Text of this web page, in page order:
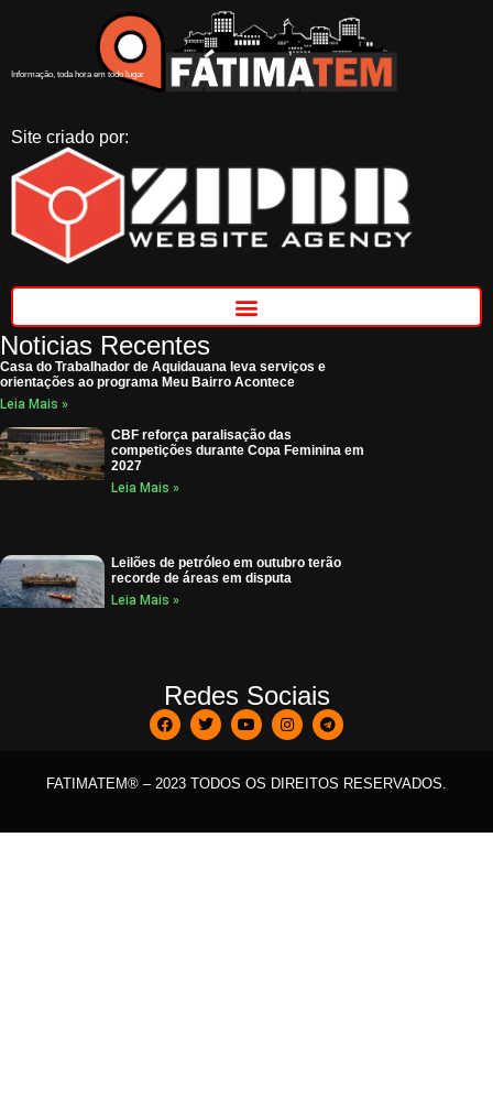
Informação, toda hora em todo lugar
Site criado por:
Noticias Recentes
Casa do Trabalhador de Aquidauana leva serviços e
orientações ao programa Meu Bairro Acontece
Leia Mais »
CBF reforça paralisação das
competições durante Copa Feminina em
2027
Leia Mais »
Leilões de petróleo em outubro terão
recorde de áreas em disputa
Leia Mais »
Redes Sociais
FATIMATEM® – 2023 TODOS OS DIREITOS RESERVADOS.